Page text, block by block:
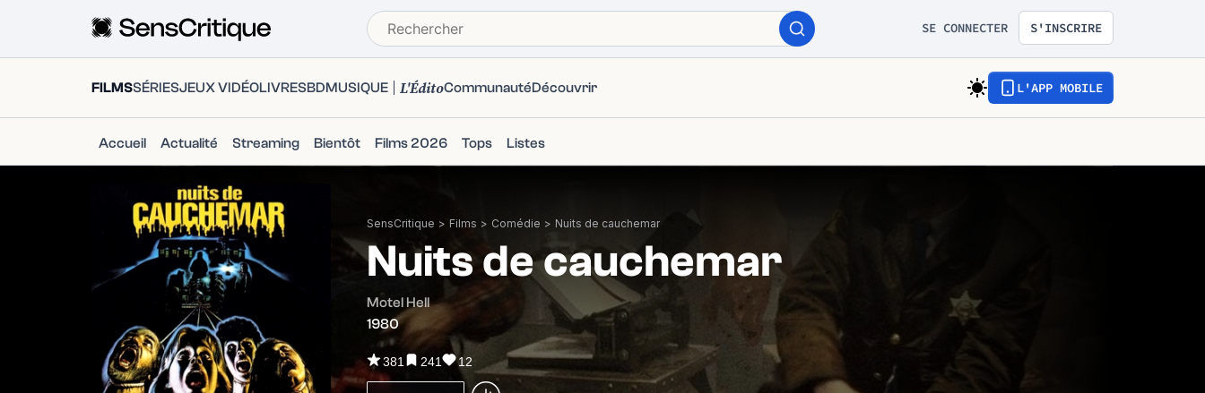
SE CONNECTER S'INSCRIRE
FILMSSÉRIESJEUX VIDÉOLIVRESBDMUSIQUE L'ÉditoCommunautéDécouvrir L'APP MOBILE
Accueil Actualité Streaming Bientôt Films 2026 Tops Listes
SensCritique > Films > Comédie > Nuits de cauchemar
Nuits de cauchemar
Motel Hell
1980
381 241 12